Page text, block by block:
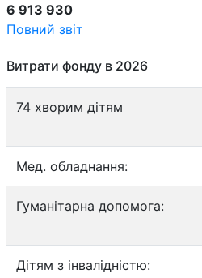
6 913 930
Повний звіт
Витрати фонду в 2026
74 хворим дітям
Мед. обладнання:
Гуманітарна допомога:
Дітям з інвалідністю: